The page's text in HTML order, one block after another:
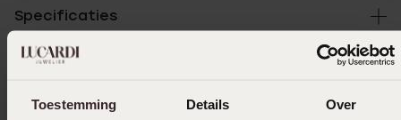
Toestemming Details Over
Specificaties